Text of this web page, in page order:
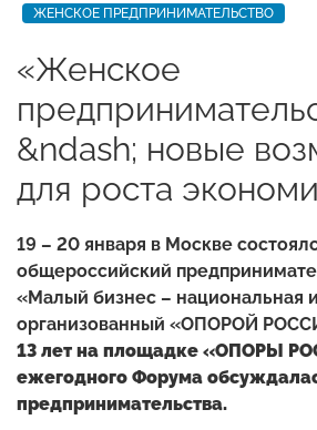
ЖЕНСКОЕ ПРЕДПРИНИМАТЕЛЬСТВО
«Женское
&ndash; новые
для роста
19 – 20 января в Москве
общероссийский
«Малый бизнес – национальная
организованный «ОПОРОЙ
13 лет на площадке «ОПОРЫ
ежегодного Форума
предпринимательства.